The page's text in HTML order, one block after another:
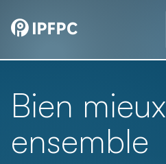
Bien mieux
ensemble